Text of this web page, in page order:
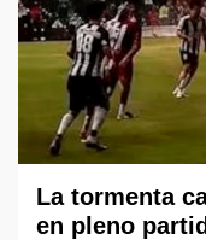
La tormenta
en pleno